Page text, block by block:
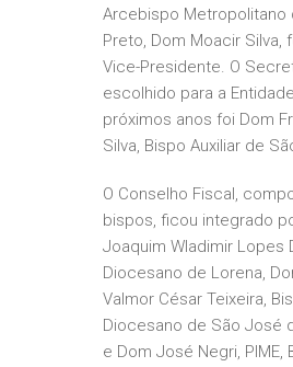
Arcebispo Metropolitano
Preto, Dom Moacir Silva,
Vice-Presidente. O
escolhido para a
próximos anos foi Dom
Silva, Bispo Auxiliar de
O Conselho Fiscal,
bispos, ficou integrado
Joaquim Wladimir Lopes
Diocesano de Lorena,
Valmor César Teixeira,
Diocesano de São José
e Dom José Negri, PIME,